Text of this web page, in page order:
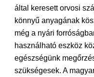
által keresett orvosi
könnyű anyagának
még a nyári
használható eszköz
egészségünk
szükségesek. A